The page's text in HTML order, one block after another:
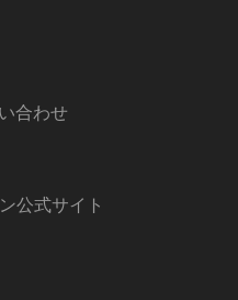
合わせ
公式サイト